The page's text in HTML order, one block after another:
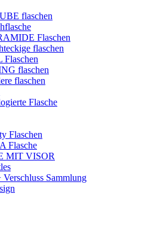
flaschen
Flaschen
flaschen
Flaschen
flaschen
flaschen
Flasche
Flaschen
Flasche
MIT VISOR
Verschluss Sammlung